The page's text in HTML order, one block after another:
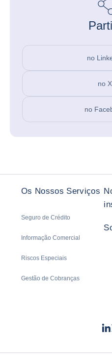
no
no X
no
Os Nossos Serviços
Seguro de Crédito
Informação Comercial
Riscos Especiais
Gestão de Cobranças